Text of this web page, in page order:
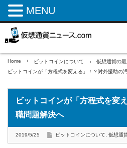
Home ビットコインについて
仮想通貨の
ビットコインが「方程式を変える」！？対外援助の
ビットコインが「方程式を変
職問題解決へ
2019/5/25 ビットコインについて 仮想通
MENU